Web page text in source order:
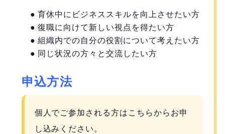
● 育休中にビジネススキルを向上させたい方
● 復職に向けて新しい視点を得たい方
● 組織内での自分の役割について考えたい方
● 同じ状況の方々と交流したい方
申込方法
個人でご参加される方はこちらからお申
し込みください。